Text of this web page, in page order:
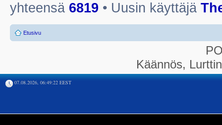
yhteensä 6819 • Uusin käyttäjä
Etusivu
Käännös,
07.08.2026, 06:49:22 EEST